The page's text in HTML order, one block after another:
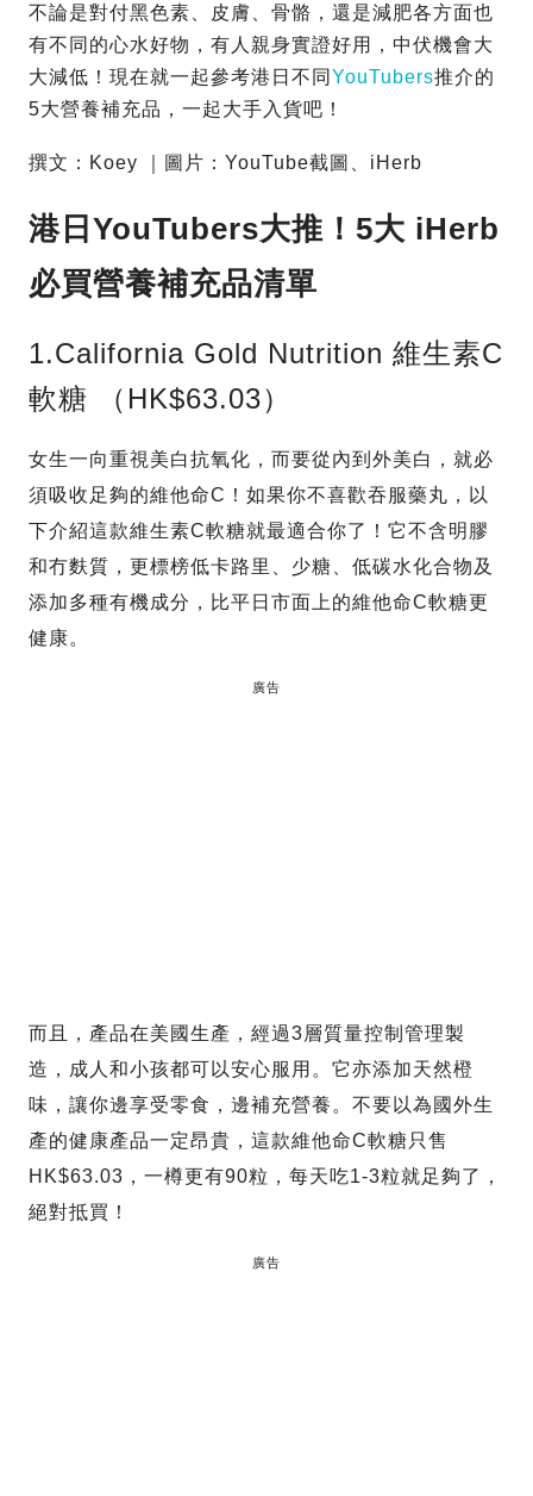
不論是對付黑色素、皮膚、骨骼，還是減肥各方面也
有不同的心水好物，有人親身實證好用，中伏機會大
大減低！現在就一起參考港日不同 YouTubers推介的
5大營養補充品，一起大手入貨吧！
撰文：Koey ｜圖片：YouTube截圖、iHerb
港日YouTubers大推！5大 iHerb
必買營養補充品清單
1.California Gold Nutrition 維生素C
軟糖 （HK$63.03）
女生一向重視美白抗氧化，而要從內到外美白，就必
須吸收足夠的維他命C！如果你不喜歡吞服藥丸，以
下介紹這款維生素C軟糖就最適合你了！它不含明膠
和冇麩質，更標榜低卡路里、少糖、低碳水化合物及
添加多種有機成分，比平日市面上的維他命C軟糖更
健康。
廣告
而且，產品在美國生產，經過3層質量控制管理製
造，成人和小孩都可以安心服用。它亦添加天然橙
味，讓你邊享受零食，邊補充營養。不要以為國外生
產的健康產品一定昂貴，這款維他命C軟糖只售
HK$63.03，一樽更有90粒，每天吃1-3粒就足夠了，
絕對抵買！
廣告